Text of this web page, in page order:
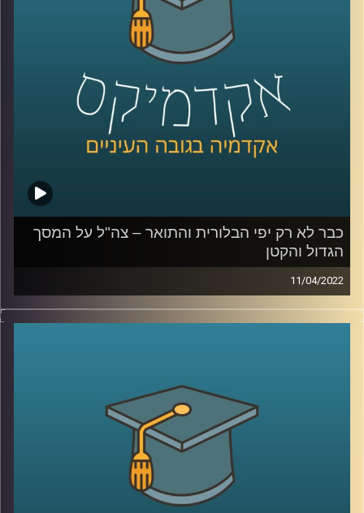
AudioVersity
כבר לא רק יפי הבלורית והתואר – צה"ל על המסך
הגדול והקטן
11/04/2022
בשבוע שעבר זכתה הסדרה "שעת אפס" בפרס הסדרה הטובה
ביותר בפסטיבל קאן. הסדרה מציגה את הלוחמים בצה"ל באור
בפרק זה ד"ר מיכל שביט, חוקרת של יחסי הצבא והחברה
הישראלית, תדבר על השינוי באופן הצגת צה"ל בתרבות
לשיחה על יחסי צה"ל והתקשורת הישראלית –